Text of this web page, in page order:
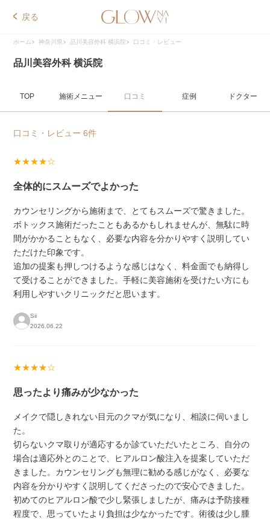
戻る
ホーム 神奈川県 品川美容外科 横浜院 口コミ・レビュー
品川美容外科 横浜院
TOP 施術メニュー 口コミ 症例 ドクター
口コミ・レビュー 6件
★★★★☆
全体的にスムーズでよかった
カウンセリングから施術まで、とてもスムーズで驚きました。
ボトックス施術だったこともあるかもしれませんが、無駄に時
間がかかることもなく、必要な内容を分かりやすく説明してい
ただけた印象です。
追加の提案も押しつけるような感じはなく、料金面でも納得し
て受けることができました。手軽に美容施術を受けたい方にも
利用しやすいクリニックだと思います。
Sii
2026.06.22
★★★★☆
思ったより痛みが少なかった
メイクで隠しきれない目元のクマが気になり、相談に伺いまし
た。
切らないクマ取りが適応するか診ていただいたところ、自分の
場合は適応外とのことで、ヒアルロン酸注入を提案していただ
きました。カウンセリングも無理に勧める感じがなく、必要な
内容を分かりやすく説明してくださったので安心できました。
初めてのヒアルロン酸で少し緊張しましたが、痛みは予防接種
程度で、思っていたより負担は少なかったです。術後は少し腫